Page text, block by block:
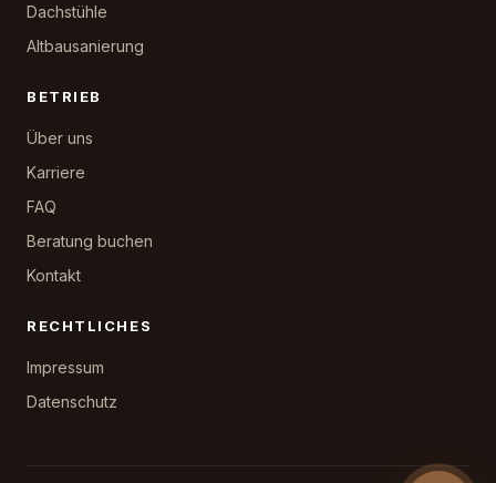
Dachstühle
Altbausanierung
BETRIEB
Über uns
Karriere
FAQ
Beratung buchen
Kontakt
RECHTLICHES
Impressum
Datenschutz